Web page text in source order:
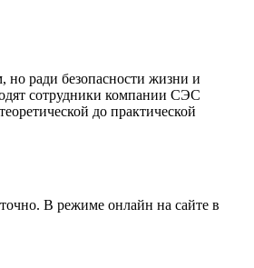
но ради безопасности жизни и
сотрудники компании СЭС
до практической
В режиме онлайн на сайте в